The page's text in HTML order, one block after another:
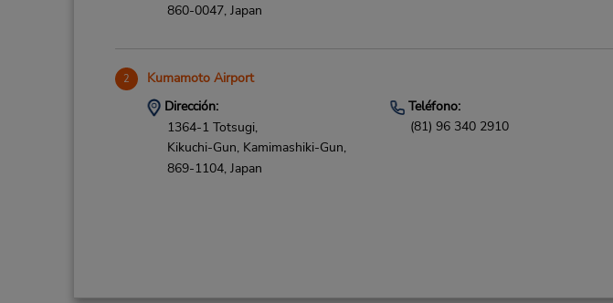
860-0047, Japan
2 Kumamoto Airport
Dirección:
1364-1 Totsugi,
Kikuchi-Gun, Kamimashiki-Gun,
869-1104, Japan
Teléfono:
(81) 96 340 2910